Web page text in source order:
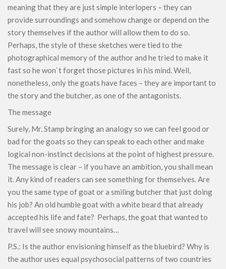
meaning that they are just simple interlopers – they can
provide surroundings and somehow change or depend on the
story themselves if the author will allow them to do so.
Perhaps, the style of these sketches were tied to the
photographical memory of the author and he tried to make it
fast so he won`t forget those pictures in his mind. Well,
nonetheless, only the goats have faces – they are important to
the story and the butcher, as one of the antagonists.
The message
Surely, Mr. Stamp bringing an analogy so we can feel good or
bad for the goats so they can speak to each other and make
logical non-instinct decisions at the point of highest pressure.
The message is clear – if you have an ambition, you shall mean
it. Any kind of readers can see something for themselves. Are
you the same type of goat or a smiling butcher that just doing
his job? An old humble goat with a white beard that already
accepted his life and fate? Perhaps, the goat that wanted to
travel will see snowy mountains…
P.S.: Is the author envisioning himself as the bluebird? Why is
the author uses equal psychosocial patterns of two countries